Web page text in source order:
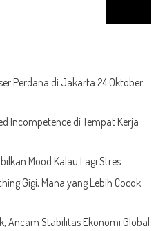
for:
Perdana di Jakarta 24 Oktober
Incompetence di Tempat Kerja
Mood Kalau Lagi Stres
Gigi, Mana yang Lebih Cocok
Ancam Stabilitas Ekonomi Global